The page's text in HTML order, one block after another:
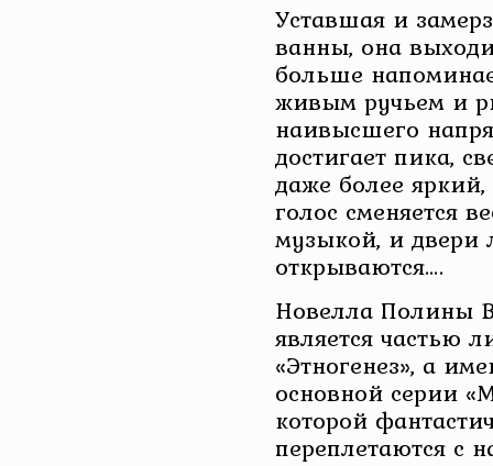
Уставшая и
ванны, она
больше
живым ручьем и
наивысшего
достигает пика,
даже более
голос сменяется
музыкой, и двери
открываются….
Новелла Полины
является частью
«Этногенез», а
основной серии
которой
переплетаются с